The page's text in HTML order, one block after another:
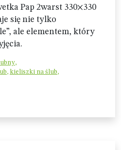
Pap 2warst 330×330
się nie tylko
ale elementem, który
,
, kieliszki na ślub,